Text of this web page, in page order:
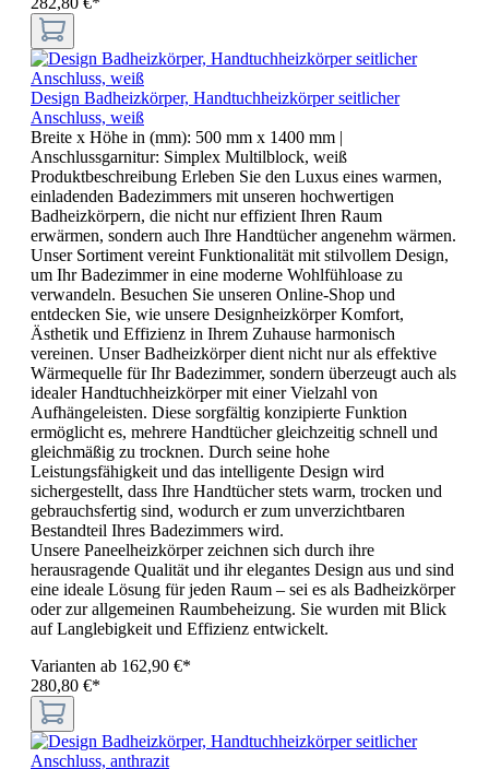
Design Badheizkörper, Handtuchheizkörper seitlicher
Anschluss, weiß
Breite x Höhe in (mm): 500 mm x 1400 mm |
Anschlussgarnitur: Simplex Multilblock, weiß
Produktbeschreibung Erleben Sie den Luxus eines warmen,
einladenden Badezimmers mit unseren hochwertigen
Badheizkörpern, die nicht nur effizient Ihren Raum
erwärmen, sondern auch Ihre Handtücher angenehm wärmen.
Unser Sortiment vereint Funktionalität mit stilvollem Design,
um Ihr Badezimmer in eine moderne Wohlfühloase zu
verwandeln. Besuchen Sie unseren Online-Shop und
entdecken Sie, wie unsere Designheizkörper Komfort,
Ästhetik und Effizienz in Ihrem Zuhause harmonisch
vereinen. Unser Badheizkörper dient nicht nur als effektive
Wärmequelle für Ihr Badezimmer, sondern überzeugt auch als
idealer Handtuchheizkörper mit einer Vielzahl von
Aufhängeleisten. Diese sorgfältig konzipierte Funktion
ermöglicht es, mehrere Handtücher gleichzeitig schnell und
gleichmäßig zu trocknen. Durch seine hohe
Leistungsfähigkeit und das intelligente Design wird
sichergestellt, dass Ihre Handtücher stets warm, trocken und
gebrauchsfertig sind, wodurch er zum unverzichtbaren
Bestandteil Ihres Badezimmers wird.
Unsere Paneelheizkörper zeichnen sich durch ihre
herausragende Qualität und ihr elegantes Design aus und sind
eine ideale Lösung für jeden Raum – sei es als Badheizkörper
oder zur allgemeinen Raumbeheizung. Sie wurden mit Blick
auf Langlebigkeit und Effizienz entwickelt.
Varianten ab 162,90 €*
280,80 €*